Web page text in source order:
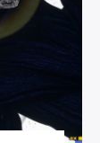
×